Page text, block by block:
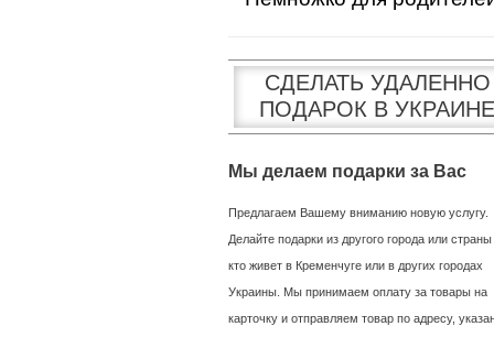
СДЕЛАТЬ УДАЛЕННО
ПОДАРОК В УКРАИНЕ
Мы делаем подарки за Вас
Предлагаем Вашему вниманию новую услугу.
Делайте подарки из другого города или страны
кто живет в Кременчуге или в других городах
Украины. Мы принимаем оплату за товары на
карточку и отправляем товар по адресу,